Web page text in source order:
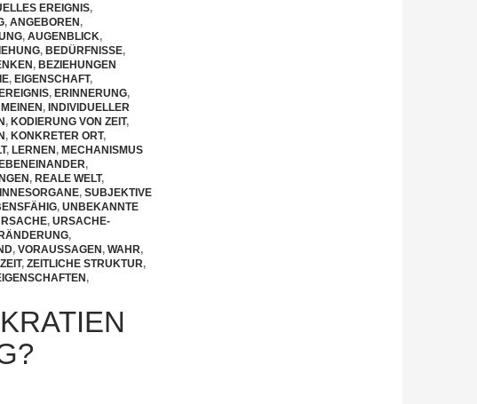
EREIGNIS,
, ANGEBOREN,
, AUGENBLICK,
, BEDÜRFNISSE,
, BEZIEHUNGEN
, EIGENSCHAFT,
, ERINNERUNG,
, INDIVIDUELLER
, KODIERUNG VON ZEIT,
, KONKRETER ORT,
, LERNEN, MECHANISMUS
,
, REALE WELT,
, SUBJEKTIVE
, UNBEKANNTE
, URSACHE-
,
, VORAUSSAGEN, WAHR,
ZEIT, ZEITLICHE STRUKTUR,
,